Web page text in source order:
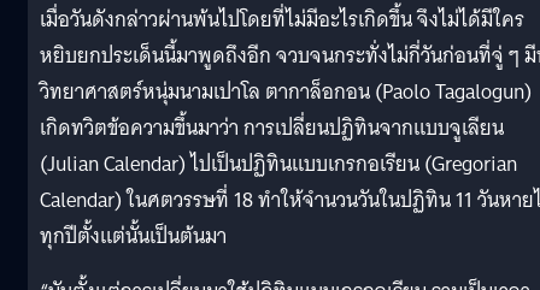
เมื่อวันดังกล่าวผ่านพ้นไปโดยที่ไม่มีอะไรเกิดขึ้น จึงไม่ได้มีใคร
หยิบยกประเด็นนี้มาพูดถึงอีก จวบจนกระทั่งไม่กี่วันก่อนที่จู่ ๆ
วิทยาศาสตร์หนุ่มนามเปาโล ตากาล็อกอน (Paolo Tagalogun)
เกิดทวิตข้อความขึ้นมาว่า การเปลี่ยนปฏิทินจากแบบจูเลียน
(Julian Calendar) ไปเป็นปฏิทินแบบเกรกอเรียน (Gregorian
Calendar) ในศตวรรษที่ 18 ทำให้จำนวนวันในปฏิทิน 11 วันหาย
ทุกปีตั้งแต่นั้นเป็นต้นมา